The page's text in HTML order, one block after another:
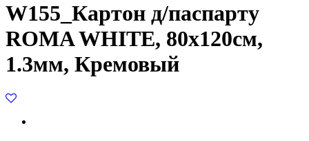
W155_Картон д/паспарту
ROMA WHITE, 80x120см,
1.3мм, Кремовый